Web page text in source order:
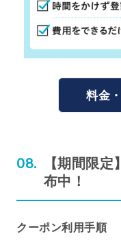
料金
【期間限
布中！
クーポン利用手順